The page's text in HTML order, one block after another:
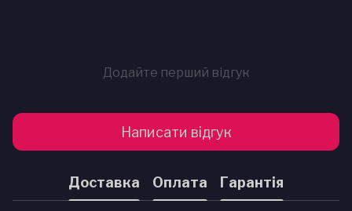
Додайте перший відгук
Написати відгук
Доставка Оплата Гарантія